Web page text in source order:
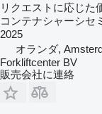
リクエストに応じた
コンテナシャーシセ
2025
オランダ,
Forkliftcenter BV
販売会社に連絡